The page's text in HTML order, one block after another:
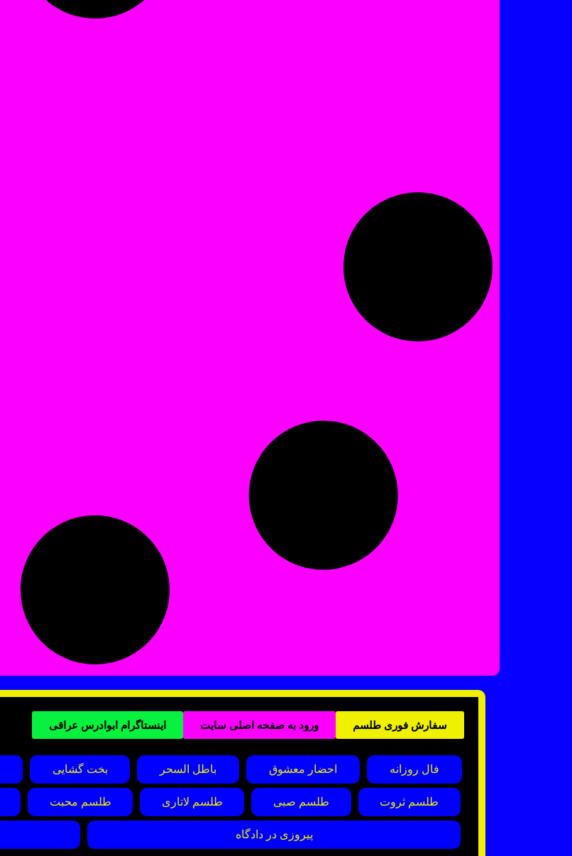
سفارش فوری طلسم ورود به صفحه اصلی سایت اینستاگرام ابوادرس عراقی
فال روزانه احضار معشوق باطل السحر بخت گشایی
طلسم ثروت طلسم صبی طلسم لاتاری طلسم محبت
پیروزی در دادگاه